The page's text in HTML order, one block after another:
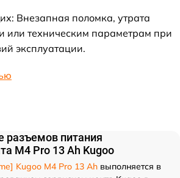
Внезапная поломка, утрата
или техническим параметрам при
эксплуатации.
разъемов питания
M4 Pro 13 Ah Kugoo
Kugoo M4 Pro 13 Ah выполняется в